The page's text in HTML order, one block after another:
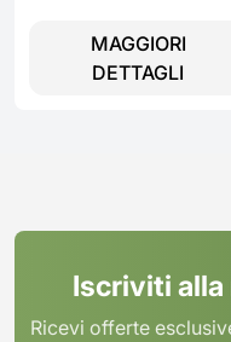
MAGGIORI
DETTAGLI
Iscriviti
Ricevi offerte